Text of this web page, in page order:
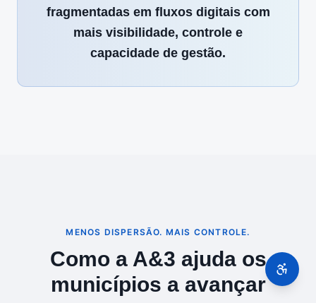
fragmentadas em fluxos digitais com
mais visibilidade, controle e
capacidade de gestão.
MENOS DISPERSÃO. MAIS CONTROLE.
Como a A&3 ajuda os
municípios a avançar